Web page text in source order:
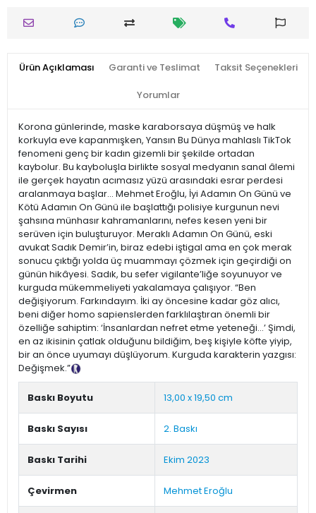
Ürün Açıklaması Garanti ve Teslimat Taksit Seçenekleri
Yorumlar
Korona günlerinde, maske karaborsaya düşmüş ve halk
korkuyla eve kapanmışken, Yansın Bu Dünya mahlaslı TikTok
fenomeni genç bir kadın gizemli bir şekilde ortadan
kaybolur. Bu kayboluşla birlikte sosyal medyanın sanal âlemi
ile gerçek hayatın acımasız yüzü arasındaki esrar perdesi
aralanmaya başlar... Mehmet Eroğlu, İyi Adamın On Günü ve
Kötü Adamın On Günü ile başlattığı polisiye kurgunun nevi
şahsına münhasır kahramanlarını, nefes kesen yeni bir
serüven için buluşturuyor. Meraklı Adamın On Günü, eski
avukat Sadık Demir’in, biraz edebi iştigal ama en çok merak
sonucu çıktığı yolda üç muammayı çözmek için geçirdiği on
günün hikâyesi. Sadık, bu sefer vigilante’liğe soyunuyor ve
kurguda mükemmeliyeti yakalamaya çalışıyor. “Ben
değişiyorum. Farkındayım. İki ay öncesine kadar göz alıcı,
beni diğer homo sapienslerden farklılaştıran önemli bir
özelliğe sahiptim: ‘İnsanlardan nefret etme yeteneği…’ Şimdi,
en az ikisinin çatlak olduğunu bildiğim, beş kişiyle köfte yiyip,
bir an önce uyumayı düşlüyorum. Kurguda karakterin yazgısı:
Değişmek.”
Baskı Boyutu 13,00 x 19,50 cm
Baskı Sayısı 2. Baskı
Baskı Tarihi Ekim 2023
Çevirmen Mehmet Eroğlu